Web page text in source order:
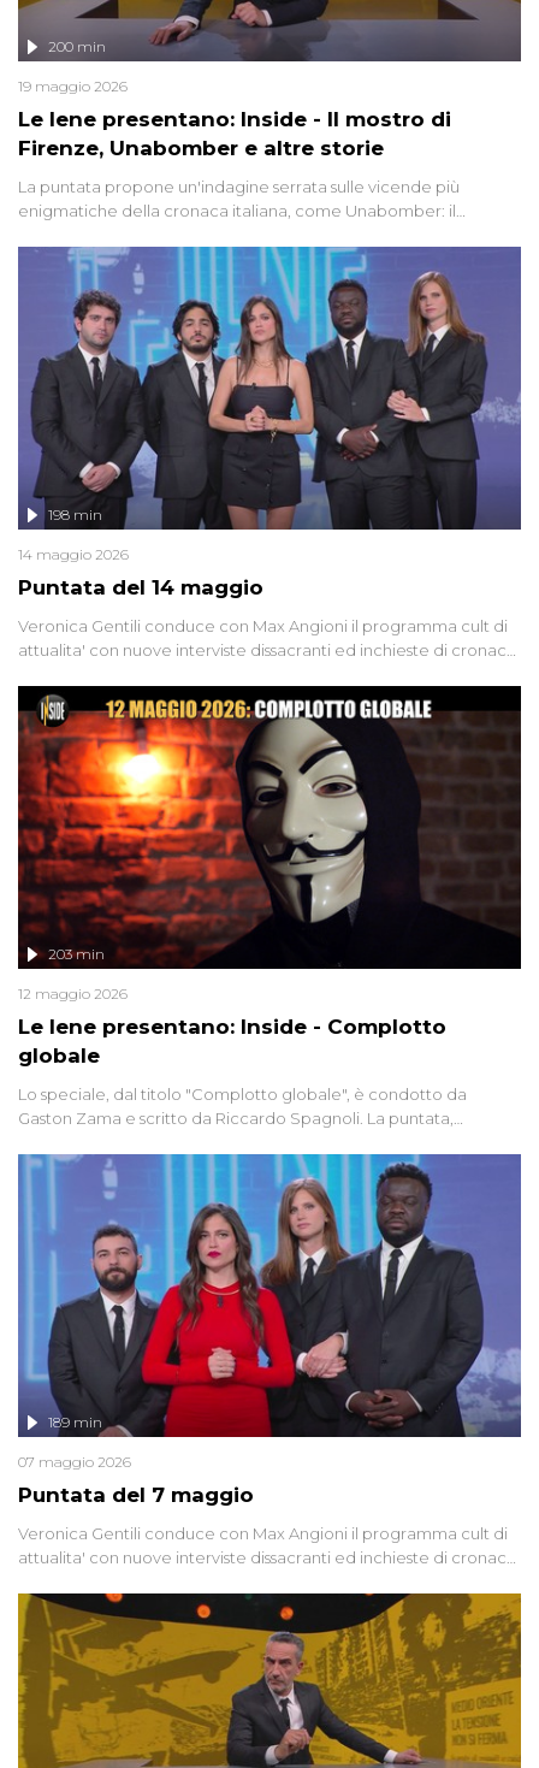
Le Iene presentano: Inside - Il mostro di
Firenze, Unabomber e altre storie
200 min
19 maggio 2026
La puntata propone un'indagine serrata sulle vicende più
enigmatiche della cronaca italiana, come Unabomber: il
'90 e il 2000 che, inquietantemente, potrebbe essere ancora in
libertà. Lo speciale affronta inoltre le zone d'ombra sul Mostro di
Firenze, le cui responsabilità appaiono ancora oggi avvolte in un
groviglio di dubbi mai chiariti. Nel corso dello speciale anche
l'intervista inedita a Olindo Romano, realizzata ne...
Puntata del 14 maggio
198 min
14 maggio 2026
Veronica Gentili conduce con Max Angioni il programma cult di
attualita' con nuove interviste dissacranti ed inchieste di cronaca
Le Iene presentano: Inside - Complotto
globale
203 min
12 maggio 2026
Lo speciale, dal titolo "Complotto globale", è condotto da
Gaston Zama e scritto da Riccardo Spagnoli. La puntata,
racconta l'universo delle narrazioni alternative, dei sospetti
globali e del complottismo che negli ultimi anni hanno invaso
social network, talk show, piazze digitali e immaginario collettivo.
Puntata del 7 maggio
189 min
07 maggio 2026
Veronica Gentili conduce con Max Angioni il programma cult di
attualita' con nuove interviste dissacranti ed inchieste di cronaca